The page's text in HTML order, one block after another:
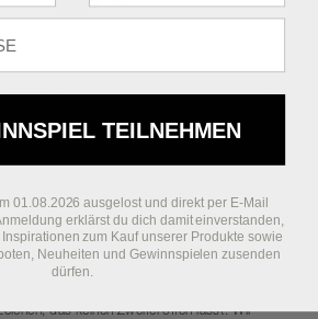
32,95 €
BlackTaupe
32,95 €
das keinen Zweifel offen lässt. Wir
TEILNEHMEN
01.08.2026 ausgelost und direkt per E-Mail
erklärst du dich damit einverstanden,
zum Kauf unserer Produkte sowie
Neuheiten und Gewinnspielen zusenden
dürfen.